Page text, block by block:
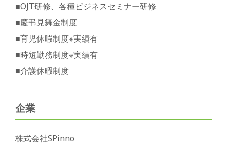
■OJT研修、各種ビジネスセミナー研修
■慶弔見舞金制度
■育児休暇制度※実績有
■時短勤務制度※実績有
■介護休暇制度
企業
株式会社SPinno